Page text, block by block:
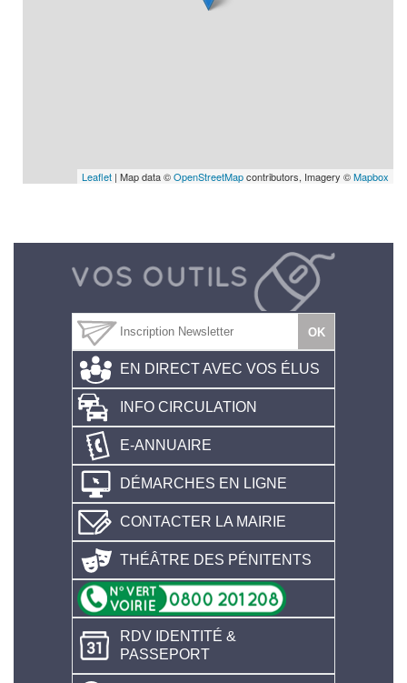
Leaflet | Map data ©OpenStreetMapcontributors, Imagery ©Mapbox
EN DIRECT AVEC VOS ÉLUS
INFO CIRCULATION
E-ANNUAIRE
DÉMARCHES EN LIGNE
CONTACTER LA MAIRIE
THÉÂTRE DES PÉNITENTS
RDV IDENTITÉ &
PASSEPORT